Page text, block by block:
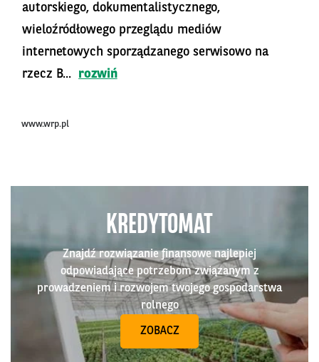
autorskiego, dokumentalistycznego,
wieloźródłowego przeglądu mediów
internetowych sporządzanego serwisowo na
rzecz B...
rozwiń
www.wrp.pl
KREDYTOMAT
Znajdź rozwiązanie finansowe najlepiej
odpowiadające potrzebom związanym z
prowadzeniem i rozwojem twojego gospodarstwa
rolnego
ZOBACZ